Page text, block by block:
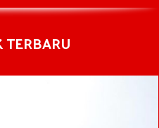
TERBARU